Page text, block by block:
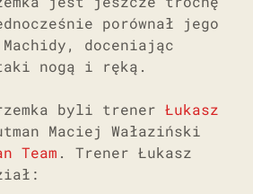
porównał jego
doceniając
nogą i ręką.
byli trener Łukasz
Maciej Wałaziński
Team . Trener Łukasz